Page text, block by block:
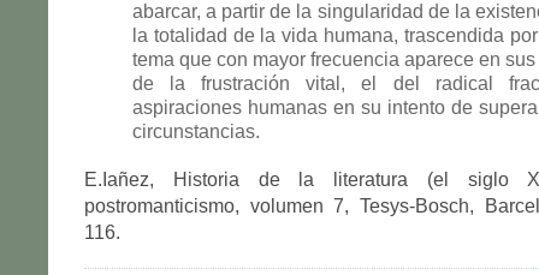
abarcar, a partir de la singularidad de la
la totalidad de la vida humana, trascendida
tema que con mayor frecuencia aparece en
de la frustración vital, el del radical
aspiraciones humanas en su intento de
circunstancias.
E.Iañez, Historia de la literatura (el siglo
postromanticismo, volumen 7, Tesys-Bosch,
116.